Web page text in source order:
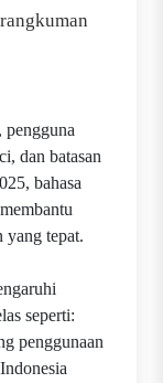
pengguna
dan batasan
bahasa
yang tepat.
seperti:
penggunaan